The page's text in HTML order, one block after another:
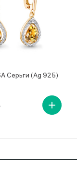
Серьги (Ag 925)